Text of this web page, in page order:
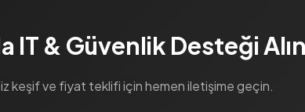
IT & Güvenlik Desteği Alın
keşif ve fiyat teklifi için hemen iletişime geçin.